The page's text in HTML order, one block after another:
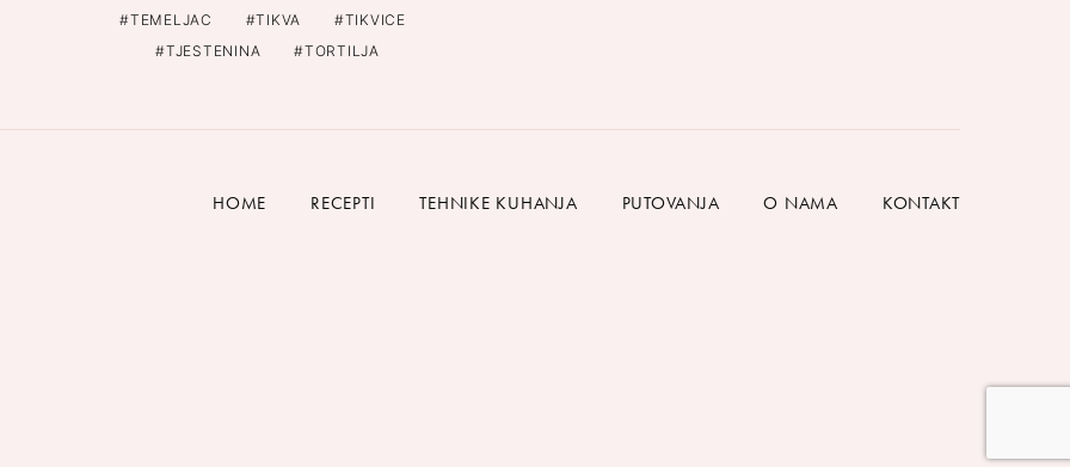
TEMELJAC
TIKVA
TIKVICE
TJESTENINA
TORTILJA
HOME RECEPTI TEHNIKE KUHANJA PUTOVANJA O NAMA KONTAKT